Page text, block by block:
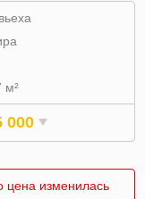
м²
000
цена изменилась